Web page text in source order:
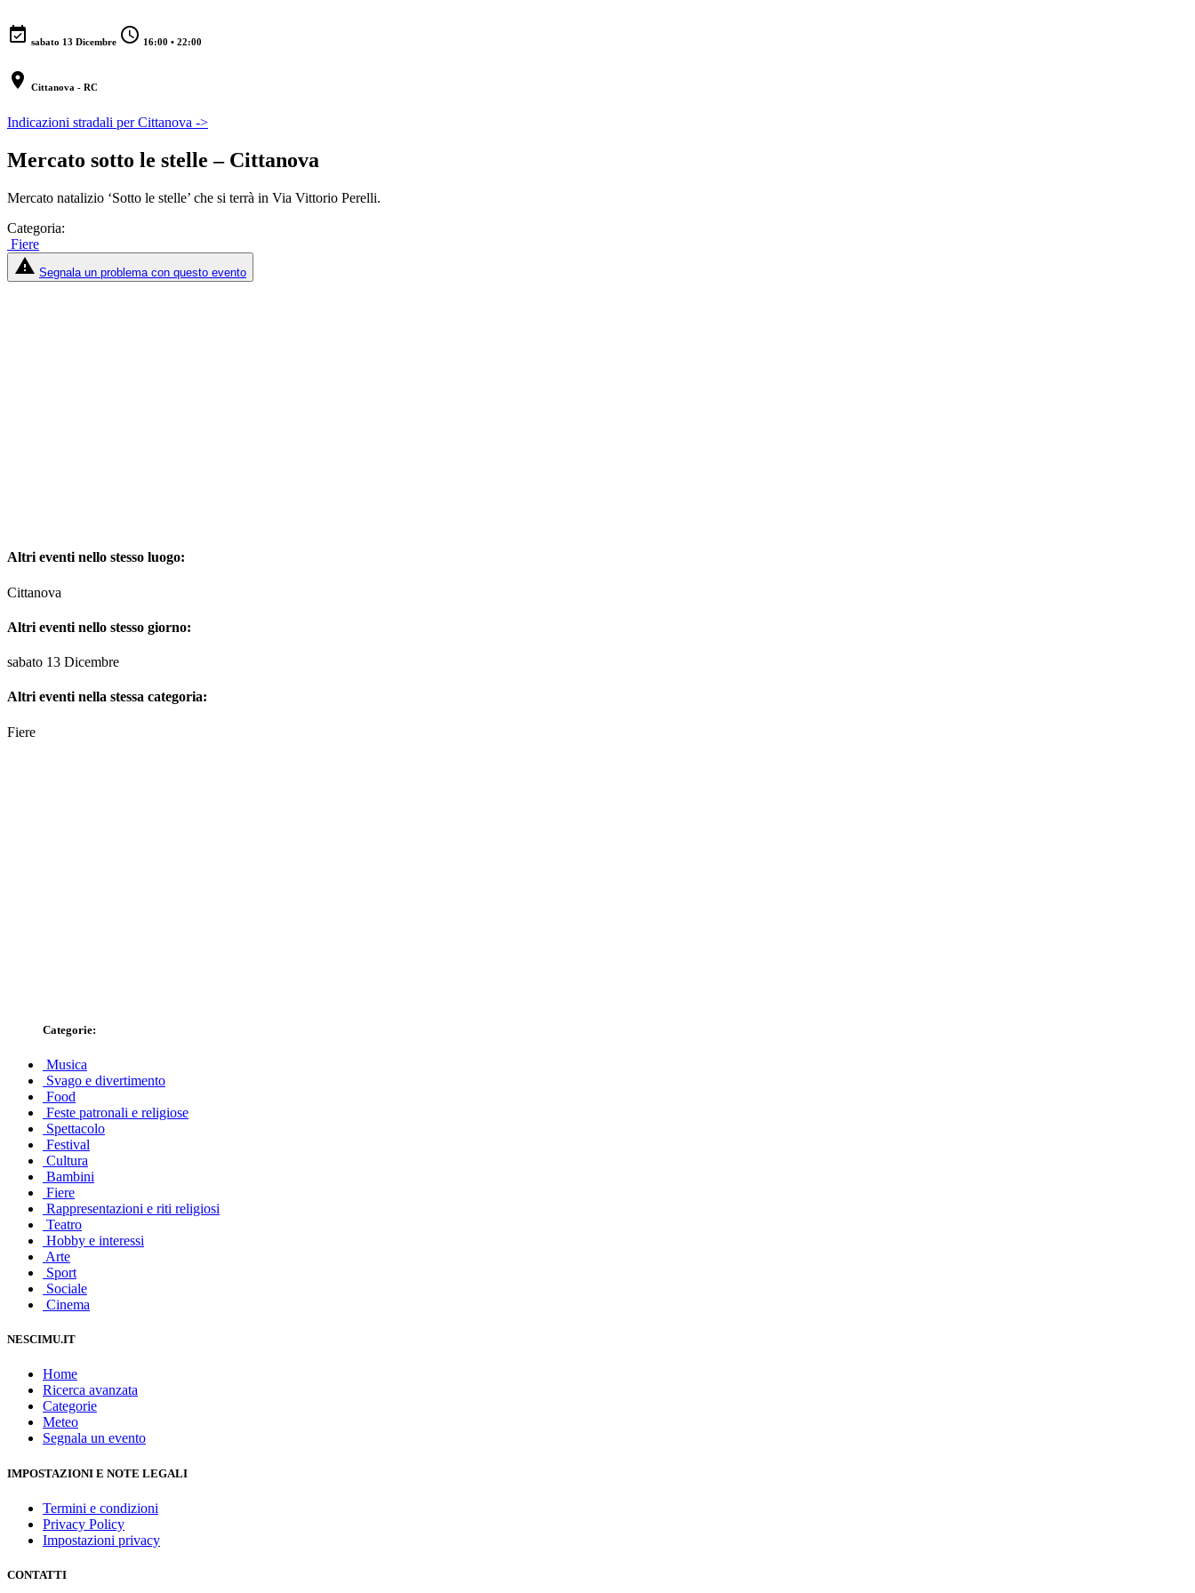
event_available sabato 13 Dicembre schedule 16:00 • 22:00
location_on Cittanova - RC
Indicazioni stradali per Cittanova ->
Mercato sotto le stelle – Cittanova
Mercato natalizio ‘Sotto le stelle’ che si terrà in Via Vittorio Perelli.
Categoria:
Fiere
report_problem Segnala un problema con questo evento
Altri eventi nello stesso luogo:
Cittanova
Altri eventi nello stesso giorno:
sabato 13 Dicembre
Altri eventi nella stessa categoria:
Fiere
Categorie:
Musica
Svago e divertimento
Food
Feste patronali e religiose
Spettacolo
Festival
Cultura
Bambini
Fiere
Rappresentazioni e riti religiosi
Teatro
Hobby e interessi
Arte
Sport
Sociale
Cinema
NESCIMU.IT
Home
Ricerca avanzata
Categorie
Meteo
Segnala un evento
IMPOSTAZIONI E NOTE LEGALI
Termini e condizioni
Privacy Policy
Impostazioni privacy
CONTATTI